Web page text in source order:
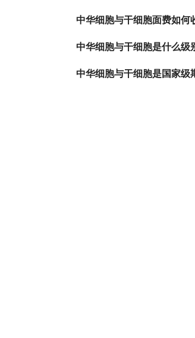
中华细胞与干细胞面费如何
中华细胞与干细胞是什么级
中华细胞与干细胞是国家级